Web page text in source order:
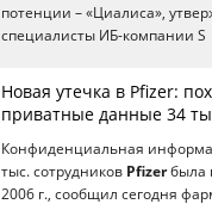
потенции – «Циалиса»,
специалисты ИБ-компании S
Новая утечка в Pfizer:
приватные данные 34
Конфиденциальная
тыс. сотрудников Pfizerбыла
2006 г., сообщил сегодня